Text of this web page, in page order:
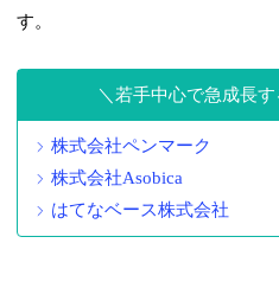
す。
若手中心で急成長
株式会社ペンマーク
株式会社Asobica
はてなベース株式会社